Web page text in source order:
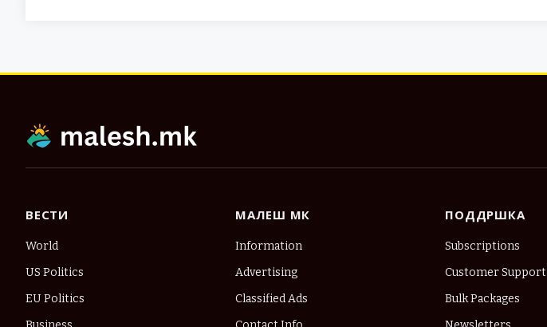
ВЕСТИ
World
US Politics
EU Politics
МАЛЕШ МК
Information
Advertising
Classified Ads
ПОДДРШКА
Subscriptions
Customer Support
Bulk Packages